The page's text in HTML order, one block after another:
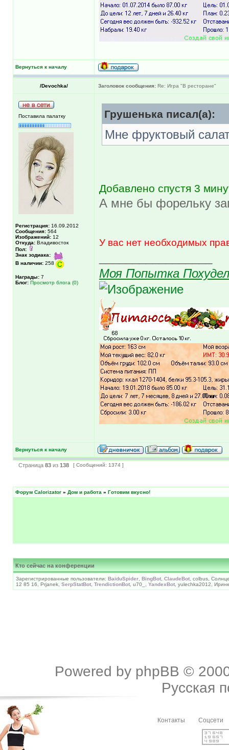
Вернуться к началу
/Devochka/ Заголовок сообщения: Re: Игра "В ресторане"
Поставила палатку
Регистрация: 16.09.2012
Сообщения: 564
Изображений: 12
Откуда: Владивосток
Пол:
Знак зодиака:
В наличии: 258
Награды: 7
Блог: Просмотр блога (0)
Грушенька писал(а):
Мне фруктовый
Добавлено спустя 3
А мне бы форельку
У вас нет необходимых
Моя Попытка
Вернуться к началу
Страница 83 из 138 [ Сообщений: 1374 ]
Форум Calorizator » Дом и работа » Готовим вкусно!
Кто сейчас на конференции
Зарегистрированные пользователи: BaiduSpider BingBot ClaudeBot , colbus,
12 85 16, Prjanek, SerpStatBot TrendictionBot , u70_, YandexBot , yulechka2012,
Powered by phpBB ©
Русская
Контакты Соцсети